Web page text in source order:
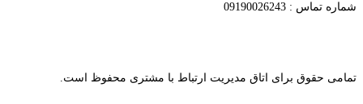
شماره تماس : 09190026243
تمامی حقوق برای اتاق مدیریت ارتباط با مشتری محفوظ است.